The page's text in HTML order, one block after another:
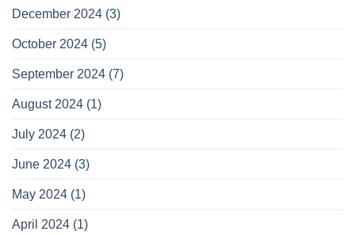
December 2024 (3)
October 2024 (5)
September 2024 (7)
August 2024 (1)
July 2024 (2)
June 2024 (3)
May 2024 (1)
April 2024 (1)